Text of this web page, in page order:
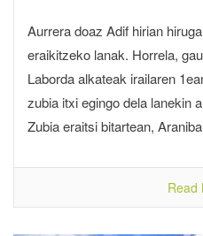
Aurrera doaz Adif hirian
eraikitzeko lanak. Horrela,
Laborda alkateak irailaren
zubia itxi egingo dela lanekin
Zubia eraitsi bitartean,
Read